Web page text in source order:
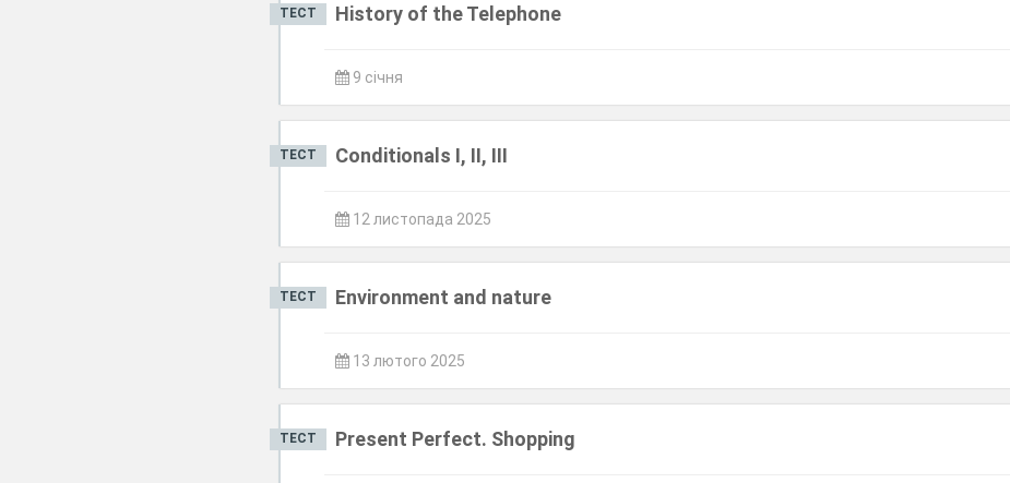
ТЕСТ History of the Telephone
9 січня
ТЕСТ Conditionals I, II, III
12 листопада 2025
ТЕСТ Environment and nature
13 лютого 2025
ТЕСТ Present Perfect. Shopping